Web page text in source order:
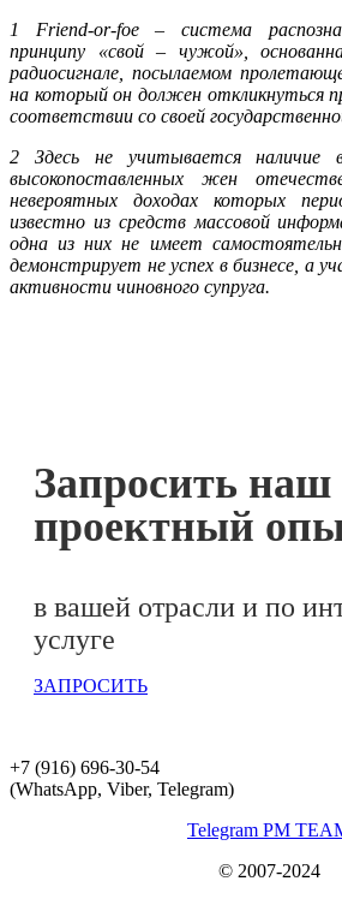
1 Friend-or-foe – система
принципу «свой – чужой»,
радиосигнале, посылаемом
на который он должен откликнуться
соответствии со своей
2 Здесь не учитывается наличие в
высокопоставленных жен
невероятных доходах которых
известно из средств массовой
одна из них не имеет
демонстрирует не успех в бизнесе, а
активности чиновного супруга.
Запросить наш
проектный
в вашей отрасли и по
услуге
ЗАПРОСИТЬ
+7 (916) 696-30-54
(WhatsApp, Viber, Telegram)
Telegram PM
© 2007-2024